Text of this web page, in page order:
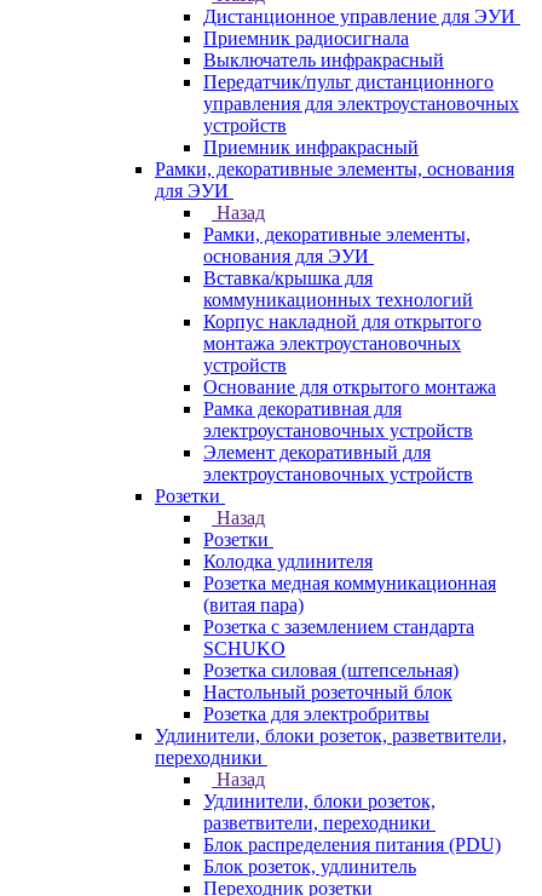
Дистанционное управление для ЭУИ
Приемник радиосигнала
Выключатель инфракрасный
Передатчик/пульт дистанционного
управления для электроустановочных
устройств
Приемник инфракрасный
Рамки, декоративные элементы, основания
для ЭУИ
Назад
Рамки, декоративные элементы,
основания для ЭУИ
Вставка/крышка для
коммуникационных технологий
Корпус накладной для открытого
монтажа электроустановочных
устройств
Основание для открытого монтажа
Рамка декоративная для
электроустановочных устройств
Элемент декоративный для
электроустановочных устройств
Розетки
Назад
Розетки
Колодка удлинителя
Розетка медная коммуникационная
(витая пара)
Розетка с заземлением стандарта
SCHUKO
Розетка силовая (штепсельная)
Настольный розеточный блок
Розетка для электробритвы
Удлинители, блоки розеток, разветвители,
переходники
Назад
Удлинители, блоки розеток,
разветвители, переходники
Блок распределения питания (PDU)
Блок розеток, удлинитель
Переходник розетки